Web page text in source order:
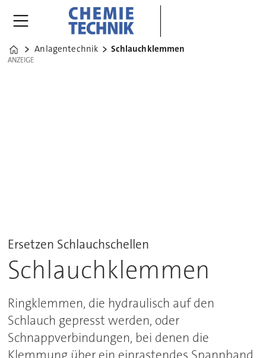
Home
Anlagentechnik Schlauchklemmen
ANZEIGE
ANZEIGE
Ersetzen Schlauchschellen
Schlauchklemmen
Ringklemmen, die hydraulisch auf den
Schlauch gepresst werden, oder
Schnappverbindungen, bei denen die